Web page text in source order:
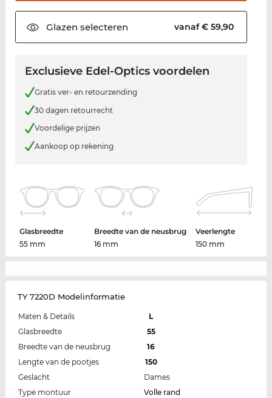
Glazen selecteren vanaf € 59,90
Exclusieve Edel-Optics voordelen
Gratis ver- en retourzending
30 dagen retourrecht
Voordelige prijzen
Aankoop op rekening
Glasbreedte
55 mm
Breedte van de neusbrug
16 mm
Veerlengte
150 mm
TY 7220D Modelinformatie
Maten & Details
L
Glasbreedte
55
Breedte van de neusbrug
16
Lengte van de pootjes
150
Geslacht
Dames
Type montuur
Volle rand